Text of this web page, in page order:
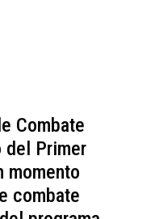
Combate
del Primer
momento
combate